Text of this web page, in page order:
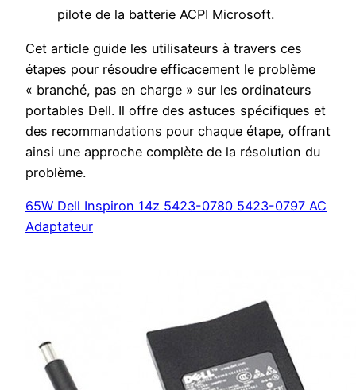
pilote de la batterie ACPI Microsoft.
Cet article guide les utilisateurs à travers ces
étapes pour résoudre efficacement le problème
« branché, pas en charge » sur les ordinateurs
portables Dell. Il offre des astuces spécifiques et
des recommandations pour chaque étape, offrant
ainsi une approche complète de la résolution du
problème.
65W Dell Inspiron 14z 5423-0780 5423-0797 AC
Adaptateur